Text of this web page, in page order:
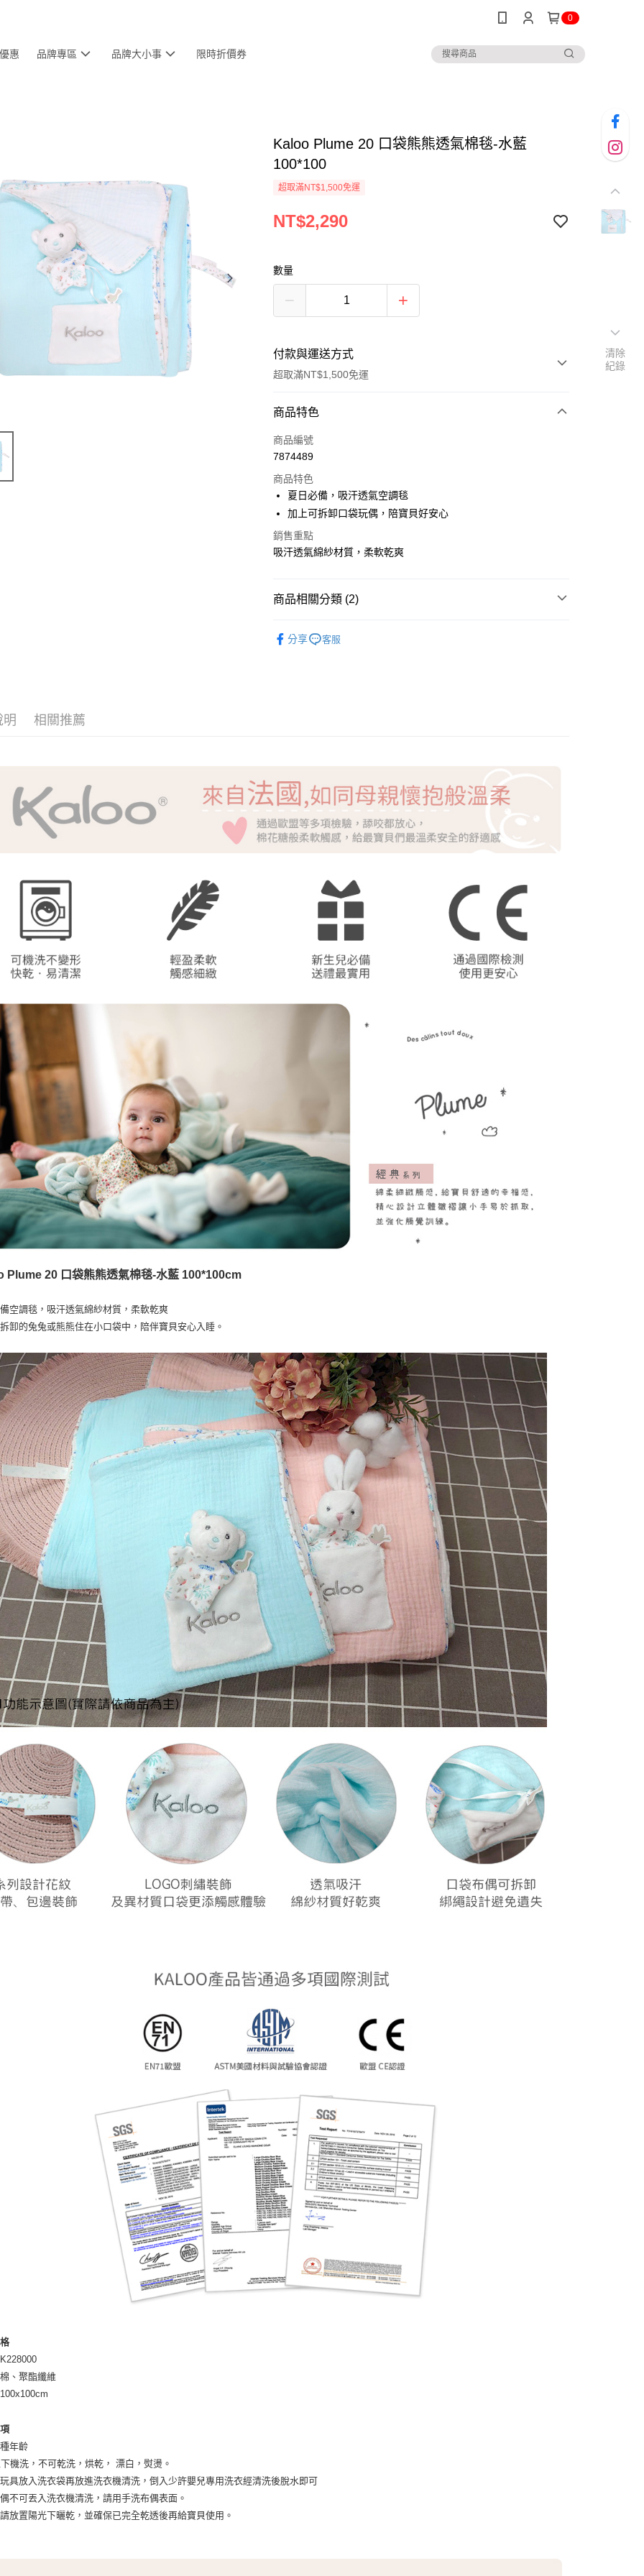
0
惠 品牌專區 品牌大小事 限時折價券
Kaloo Plume 20 口袋熊熊透氣棉毯-水藍
100*100
超取滿NT$1,500免運
NT$2,290
數量
付款與運送方式
超取滿NT$1,500免運
付款方式
信用卡一次付款
LINE Pay
Apple Pay
街口支付
AFTEE先享後付
AFTEE先享後付是「在收到商品之後才付款」的支付方式。 讓您購物簡單
３．收到繳費通知簡訊後14天內，點擊此簡訊中的連結，可透過四大超商
／ATM／網路銀行／等多元方式進行付款，方視為交易完成。
※ 請注意：結帳手續完成當下不需立刻繳費，但若您需要取消訂單，請聯
絡購買商品的店家。未經商家同意取消之訂單仍視為有效，需透過AFTEE
先享後付繳納相關費用。
※ 交易是否成功請以「AFTEE先享後付 」之結帳頁面顯示為準，若有關於
【注意事項】
１．透過由恩沛科技股份有限公司提供之「AFTEE先享後付」服務完成之
交易，需依本服務之必要範圍內提供個人資料，並將交易相關給付款項請
求債權轉讓予恩沛科技股份有限公司。
２．關於個人資料處理事宜，請瀏覽以下網址：
https://aftee.tw/terms/#terms3
３．未成年的使用者請事先徵得法定代理人或監護人之同意方可使用
「AFTEE先享後付」，若未經同意申辦者引起之損失，本公司不負相關責
４．使用「AFTEE先享後付」時，將依據個別帳號之用戶狀況，依本公司
即時審查核予不同之上限額度；若仍有額度不足之情形，本公司將視審查
結果請求用戶進行身份認證。
５．嚴禁一人註冊多個帳號或使用他人資訊註冊。若發現惡意使用之情
ATM付款
7-11取貨付款
每筆NT$60，滿NT$1,500(含以上)免運費
宅配
每筆NT$120，滿NT$1,500(含以上)免運費
商品特色
商品編號
7874489
商品特色
夏日必備，吸汗透氣空調毯
加上可拆卸口袋玩偶，陪寶貝好安心
銷售重點
吸汗透氣綿紗材質，柔軟乾爽
商品相關分類 (2)
分享 客服
明 相關推薦
Plume 20 口袋熊熊透氣棉毯-水藍 100*100cm
空調毯，吸汗透氣綿紗材質，柔軟乾爽
卸的兔兔或熊熊住在小口袋中，陪伴寶貝安心入睡。
、聚酯纖維
年齡
機洗，不可乾洗，烘乾， 漂白，熨燙。
具放入洗衣袋再放進洗衣機清洗，倒入少許嬰兒專用洗衣經清洗後脫水即可
不可丟入洗衣機清洗，請用手洗布偶表面。
放置陽光下曬乾，並確保已完全乾透後再給寶貝使用。
清除
紀錄